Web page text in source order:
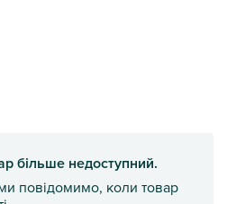
більше недоступний.
ми повідомимо, коли товар